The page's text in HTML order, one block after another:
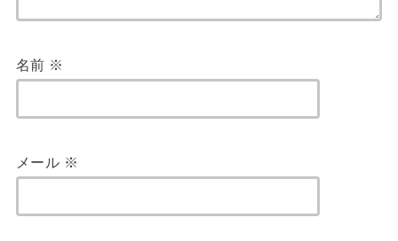
名前 ※
メール ※